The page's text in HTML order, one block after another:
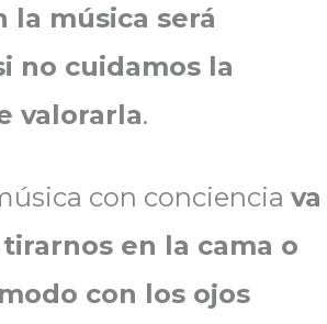
la música será
no cuidamos la
valorarla.
con conciencia va
en la cama o
con los ojos